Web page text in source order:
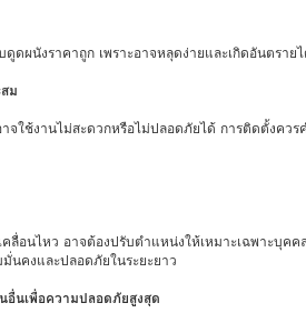
ดผนังราคาถูก เพราะอาจหลุดง่ายและเกิดอันตราย
ม
ช้งานไม่สะดวกหรือไม่ปลอดภัยได้ การติดตั้งควรค
ลื่อนไหว อาจต้องปรับตำแหน่งให้เหมาะเฉพาะบุคค
นคงและปลอดภัยในระยะยาว
นเพื่อความปลอดภัยสูงสุด